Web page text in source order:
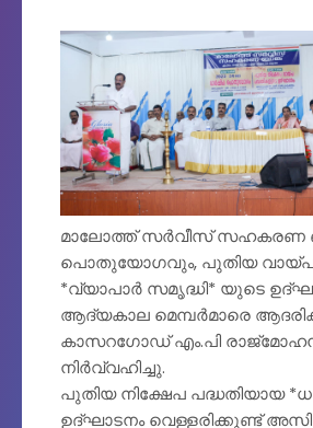
മാലോത്ത് സർവീസ് സഹകരണ
പൊതുയോഗവും, പുതിയ
*വ്യാപാർ സമൃദ്ധി* യുടെ
ആദ്യകാല മെമ്പർമാരെ
കാസറഗോഡ് എം.പി
നിർവ്വഹിച്ചു.
പുതിയ നിക്ഷേപ പദ്ധതിയായ
ഉദ്ഘാടനം വെള്ളരിക്കുണ്ട്